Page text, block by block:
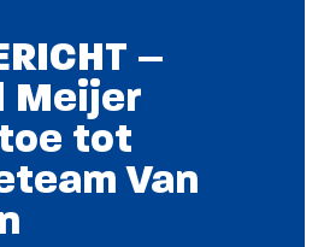
–
Meijer
tot
Van